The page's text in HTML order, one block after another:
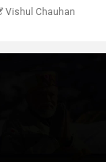
Vishul Chauhan